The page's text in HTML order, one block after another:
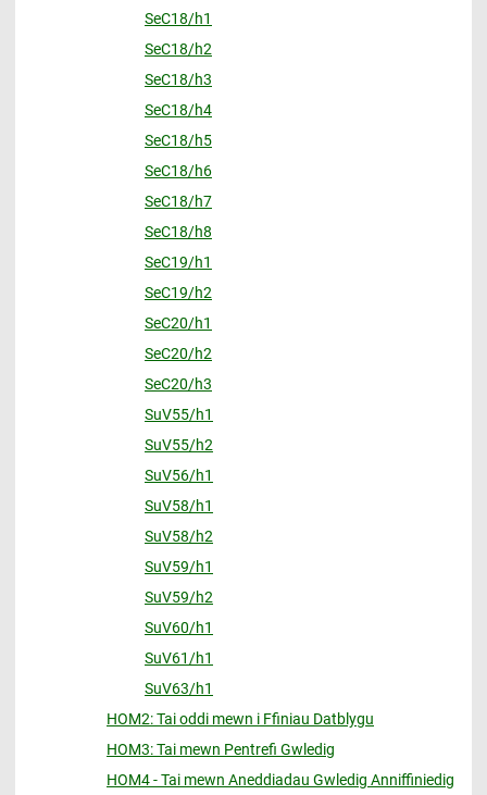
SeC18/h1
SeC18/h2
SeC18/h3
SeC18/h4
SeC18/h5
SeC18/h6
SeC18/h7
SeC18/h8
SeC19/h1
SeC19/h2
SeC20/h1
SeC20/h2
SeC20/h3
SuV55/h1
SuV55/h2
SuV56/h1
SuV58/h1
SuV58/h2
SuV59/h1
SuV59/h2
SuV60/h1
SuV61/h1
SuV63/h1
HOM2: Tai oddi mewn i Ffiniau Datblygu
HOM3: Tai mewn Pentrefi Gwledig
HOM4 - Tai mewn Aneddiadau Gwledig Anniffiniedig